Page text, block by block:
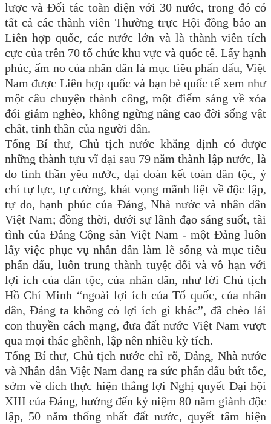
lược và Đối tác toàn diện với 30 nước, trong đó có
tất cả các thành viên Thường trực Hội đồng bảo an
Liên hợp quốc, các nước lớn và là thành viên tích
cực của trên 70 tổ chức khu vực và quốc tế. Lấy hạnh
phúc, ấm no của nhân dân là mục tiêu phấn đấu, Việt
Nam được Liên hợp quốc và bạn bè quốc tế xem như
một câu chuyện thành công, một điểm sáng về xóa
đói giảm nghèo, không ngừng nâng cao đời sống vật
chất, tinh thần của người dân.
Tổng Bí thư, Chủ tịch nước khẳng định có được
những thành tựu vĩ đại sau 79 năm thành lập nước, là
do tinh thần yêu nước, đại đoàn kết toàn dân tộc, ý
chí tự lực, tự cường, khát vọng mãnh liệt về độc lập,
tự do, hạnh phúc của Đảng, Nhà nước và nhân dân
Việt Nam; đồng thời, dưới sự lãnh đạo sáng suốt, tài
tình của Đảng Cộng sản Việt Nam - một Đảng luôn
lấy việc phục vụ nhân dân làm lẽ sống và mục tiêu
phấn đấu, luôn trung thành tuyệt đối và vô hạn với
lợi ích của dân tộc, của nhân dân, như lời Chủ tịch
Hồ Chí Minh “ngoài lợi ích của Tổ quốc, của nhân
dân, Đảng ta không có lợi ích gì khác”, đã chèo lái
con thuyền cách mạng, đưa đất nước Việt Nam vượt
qua mọi thác ghềnh, lập nên nhiều kỳ tích.
Tổng Bí thư, Chủ tịch nước chỉ rõ, Đảng, Nhà nước
và Nhân dân Việt Nam đang ra sức phấn đấu bứt tốc,
sớm về đích thực hiện thắng lợi Nghị quyết Đại hội
XIII của Đảng, hướng đến kỷ niệm 80 năm giành độc
lập, 50 năm thống nhất đất nước, quyết tâm hiện